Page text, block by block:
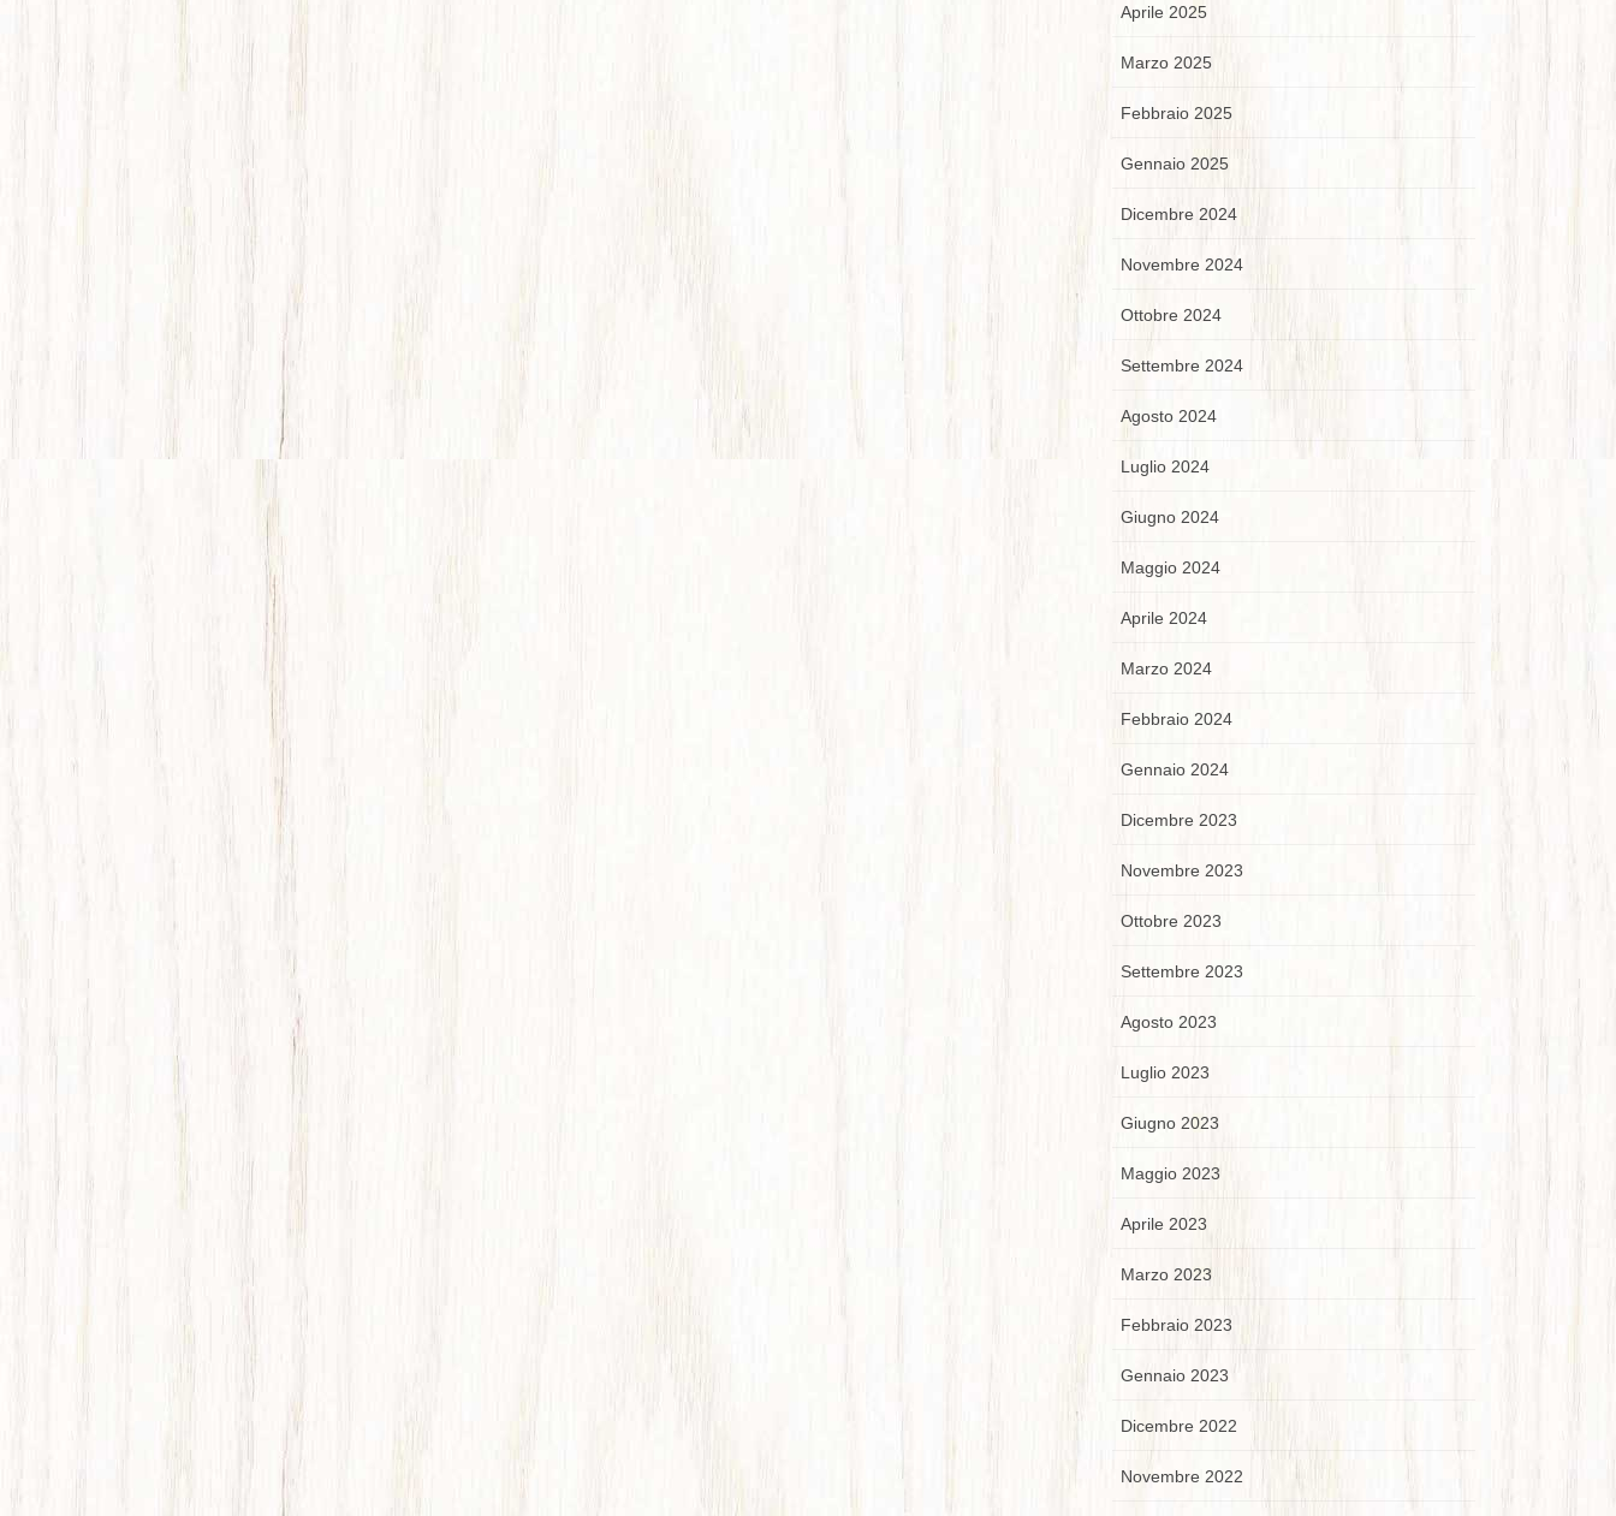
Aprile 2025
Marzo 2025
Febbraio 2025
Gennaio 2025
Dicembre 2024
Novembre 2024
Ottobre 2024
Settembre 2024
Agosto 2024
Luglio 2024
Giugno 2024
Maggio 2024
Aprile 2024
Marzo 2024
Febbraio 2024
Gennaio 2024
Dicembre 2023
Novembre 2023
Ottobre 2023
Settembre 2023
Agosto 2023
Luglio 2023
Giugno 2023
Maggio 2023
Aprile 2023
Marzo 2023
Febbraio 2023
Gennaio 2023
Dicembre 2022
Novembre 2022